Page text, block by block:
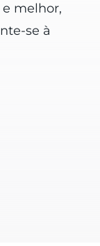
melhor,
se à